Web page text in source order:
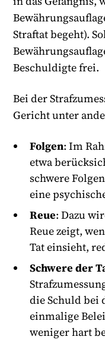
Straftat begeht).
Beschuldigte frei.
Bei der
Gericht unter
Folgen: Im
etwa
schwere
eine
Reue: Dazu
Reue zeigt,
Tat einsieht,
Schwere der
die Schuld bei
einmalige
weniger hart